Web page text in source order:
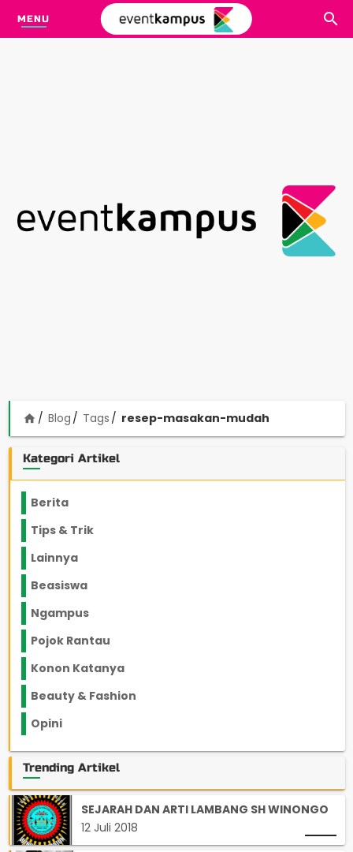
MENU
home Blog Tags resep-masakan-mudah
Kategori Artikel
Berita
Tips & Trik
Lainnya
Beasiswa
Ngampus
Pojok Rantau
Konon Katanya
Beauty & Fashion
Opini
Trending Artikel
SEJARAH DAN ARTI LAMBANG SH WINONGO
12 Juli 2018